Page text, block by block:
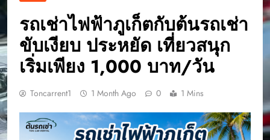
รถเช่าไฟฟ้าภูเก็ตกับต้นรถเช่า
ขับเงียบ ประหยัด เที่ยวสนุก
เริ่มเพียง 1,000 บาท/วัน
Toncarrent1 1 Month Ago 0 1 Mins